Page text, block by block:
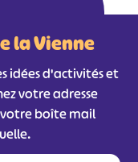
la Vienne
idées d'activités et
votre adresse
boîte mail